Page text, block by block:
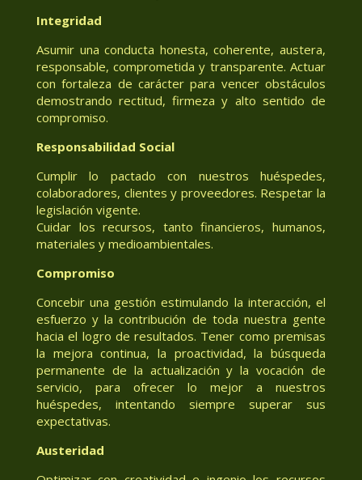
Integridad
Asumir una conducta honesta, coherente, austera,
responsable, comprometida y transparente. Actuar
con fortaleza de carácter para vencer obstáculos
demostrando rectitud, firmeza y alto sentido de
compromiso.
Responsabilidad Social
Cumplir lo pactado con nuestros huéspedes,
colaboradores, clientes y proveedores. Respetar la
legislación vigente.
Cuidar los recursos, tanto financieros, humanos,
materiales y medioambientales.
Compromiso
Concebir una gestión estimulando la interacción, el
esfuerzo y la contribución de toda nuestra gente
hacia el logro de resultados. Tener como premisas
la mejora continua, la proactividad, la búsqueda
permanente de la actualización y la vocación de
servicio, para ofrecer lo mejor a nuestros
huéspedes, intentando siempre superar sus
expectativas.
Austeridad